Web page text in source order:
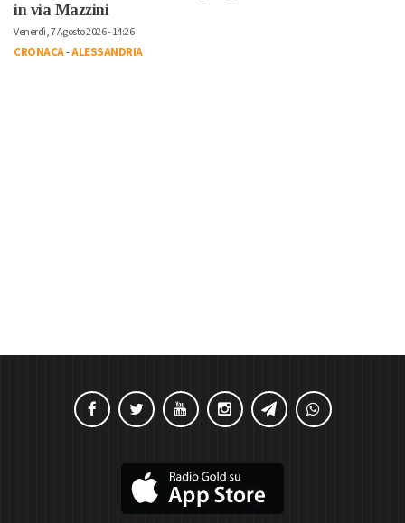
in via Mazzini
Venerdì, 7 Agosto 2026 - 14:26
CRONACA-ALESSANDRIA